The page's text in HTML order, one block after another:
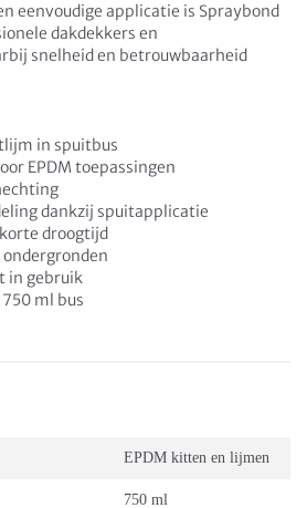
eenvoudige applicatie is Spraybond
dakdekkers en
snelheid en betrouwbaarheid
in spuitbus
EPDM toepassingen
dankzij spuitapplicatie
droogtijd
in gebruik
ml bus
EPDM kitten en lijmen
750 ml